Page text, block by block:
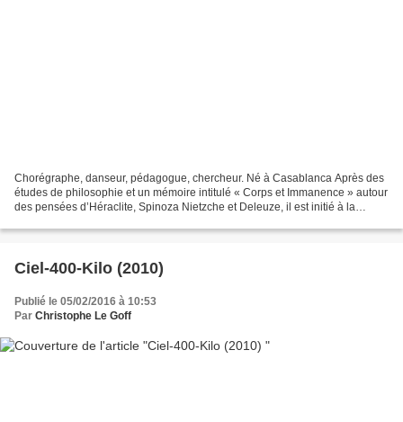
Chorégraphe, danseur, pédagogue, chercheur. Né à Casablanca Après des
études de philosophie et un mémoire intitulé « Corps et Immanence » autour
des pensées d’Héraclite, Spinoza Nietzche et Deleuze, il est initié à la
Ciel-400-Kilo (2010)
Publié le 05/02/2016 à 10:53
Par Christophe Le Goff